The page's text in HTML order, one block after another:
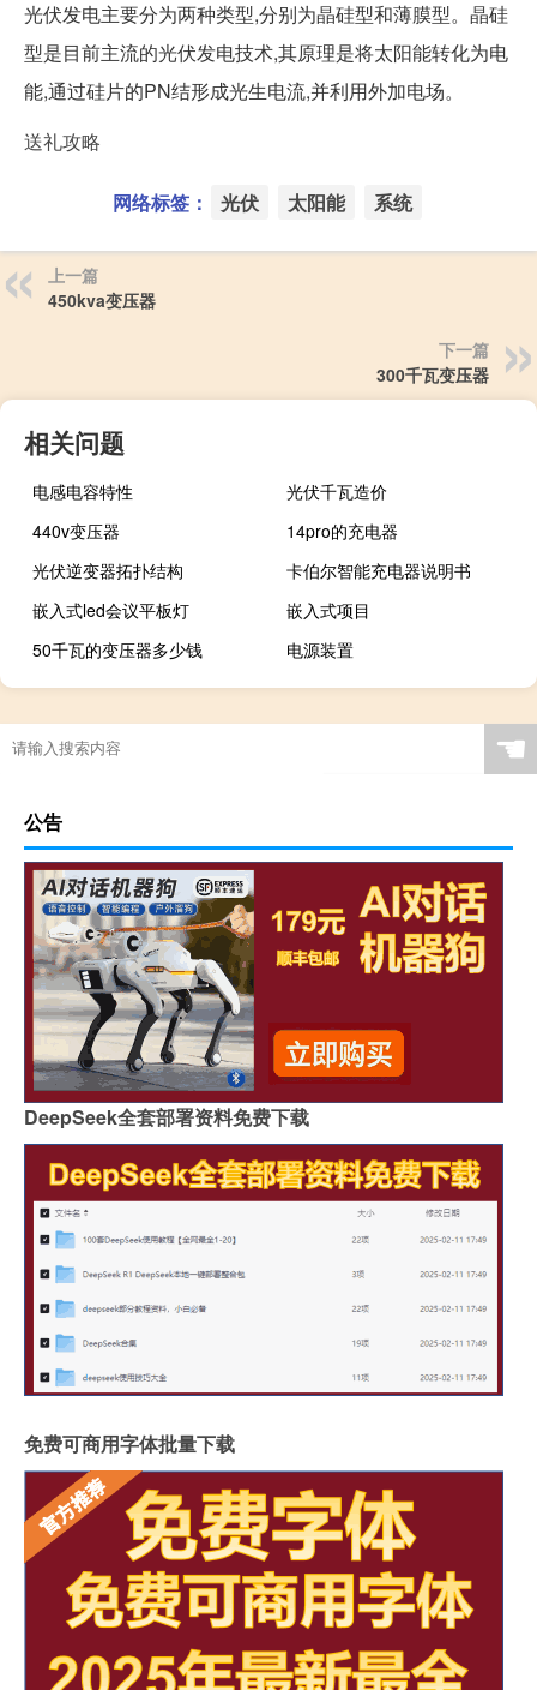
光伏发电主要分为两种类型,分别为晶硅型和薄膜型。晶硅
型是目前主流的光伏发电技术,其原理是将太阳能转化为电
能,通过硅片的PN结形成光生电流,并利用外加电场。
送礼攻略
网络标签： 光伏 太阳能 系统
上一篇
450kva变压器
下一篇
300千瓦变压器
相关问题
电感电容特性
光伏千瓦造价
440v变压器
14pro的充电器
光伏逆变器拓扑结构
卡伯尔智能充电器说明书
嵌入式led会议平板灯
嵌入式项目
50千瓦的变压器多少钱
电源装置
☚
公告
DeepSeek全套部署资料免费下载
免费可商用字体批量下载